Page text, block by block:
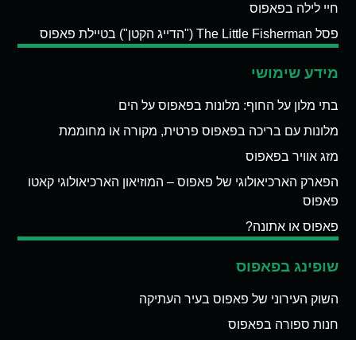
חיי לילה בפאפוס
פסל The Little Fisherman ("הדייג הקטן") בטיילת פאפוס
מידע שימושי
בתי מלון על החוף: מלונות בפאפוס על הים
מלונות עם בריכה בפאפוס פרטית, מקורה או מחוממת
מזג אוויר בפאפוס
הפארק הארכיאולוגי של פאפוס – המוזיאון הארכיאולוגי קאטו
פאפוס
פאפוס או אתונה?
שופינג בפאפוס
השוק העירוני של פאפוס בעיר העתיקה
חנות ספורה בפאפוס